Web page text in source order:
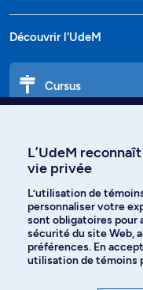
Découvrir l'UdeM
Cursus
Langues
Facebook
L’UdeM
vie privée
L’utilisation de
personnaliser votre
sont obligatoires pour
sécurité du site Web,
préférences. En
utilisation de témoins